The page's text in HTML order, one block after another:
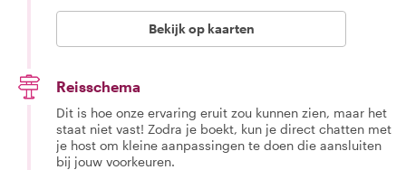
Bekijk op kaarten
Reisschema
Dit is hoe onze ervaring eruit zou kunnen zien, maar het
staat niet vast! Zodra je boekt, kun je direct chatten met
je host om kleine aanpassingen te doen die aansluiten
bij jouw voorkeuren.